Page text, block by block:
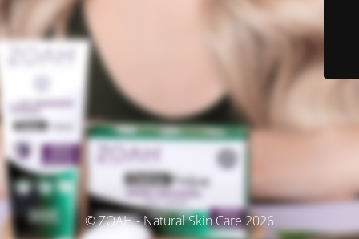
© ZOAH - Natural Skin Care 2026